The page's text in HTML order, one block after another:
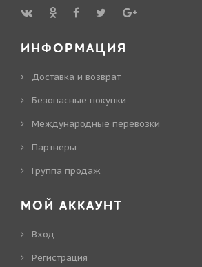
ИНФОРМАЦИЯ
Доставка и возврат
Безопасные покупки
Международные перевозки
Партнеры
Группа продаж
МОЙ АККАУНТ
Вход
Регистрация